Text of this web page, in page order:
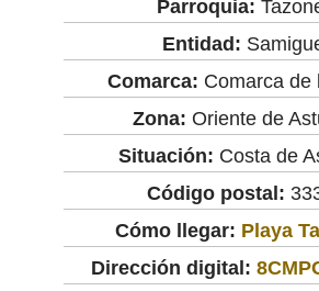
Parroquia:
Entidad:
Comarca: Comarca de
Zona: Oriente de
Situación: Costa de
Código postal:
Cómo llegar: Playa
Dirección digital: